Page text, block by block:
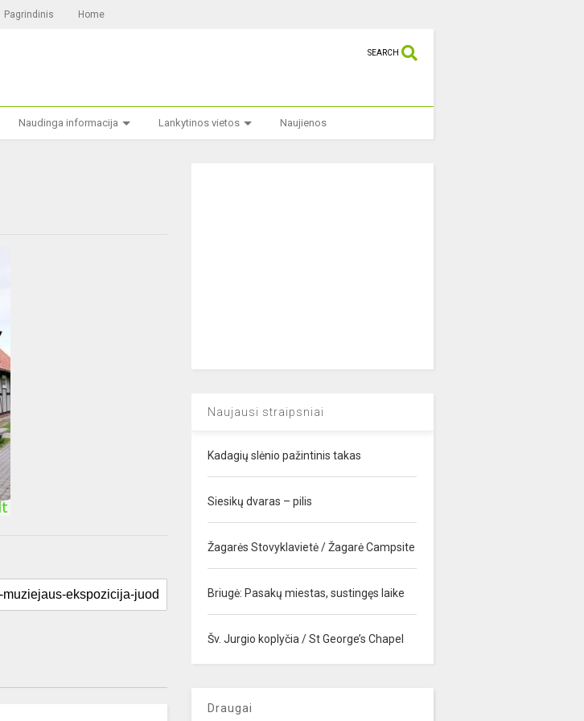
Pagrindinis Home
SEARCH
Naudinga informacija Lankytinos vietos Naujienos
Naujausi straipsniai
Kadagių slėnio pažintinis takas
Siesikų dvaras – pilis
Žagarės Stovyklavietė / Žagarė Campsite
Briugė: Pasakų miestas, sustingęs laike
Šv. Jurgio koplyčia / St George’s Chapel
Draugai